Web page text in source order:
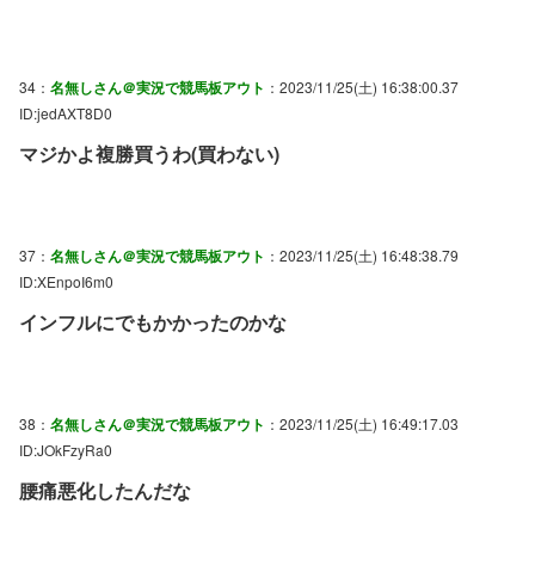
34： 名無しさん＠実況で競馬板アウト ：2023/11/25(土) 16:38:00.37
ID:jedAXT8D0
マジかよ複勝買うわ(買わない)
37： 名無しさん＠実況で競馬板アウト ：2023/11/25(土) 16:48:38.79
ID:XEnpoI6m0
インフルにでもかかったのかな
38： 名無しさん＠実況で競馬板アウト ：2023/11/25(土) 16:49:17.03
ID:JOkFzyRa0
腰痛悪化したんだな